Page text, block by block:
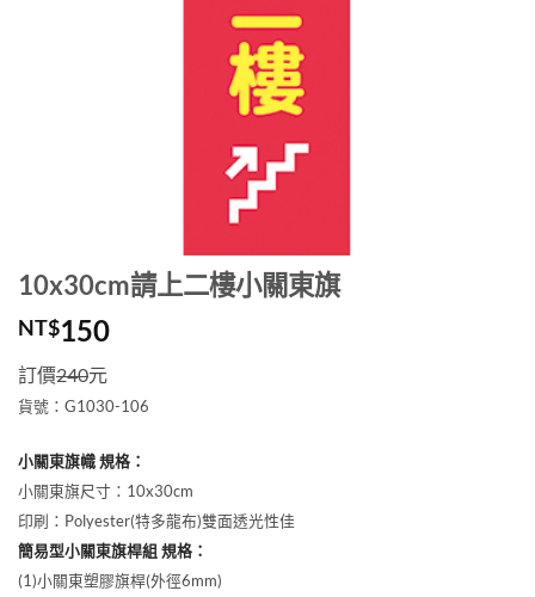
10x30cm請上二樓小關東旗
NT$150
訂價240元
貨號：G1030-106
小關東旗幟 規格：
小關東旗尺寸：10x30cm
印刷：Polyester(特多龍布)雙面透光性佳
簡易型小關東旗桿組 規格：
(1)小關東塑膠旗桿(外徑6mm)